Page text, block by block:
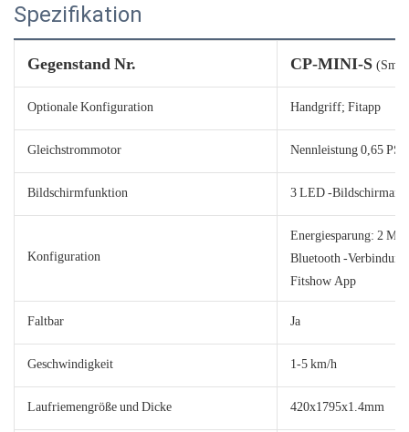
Spezifikation
Gegenstand Nr. CP-MINI-S
Optionale Konfiguration Handgriff; Fitapp
Gleichstrommotor Nennleistung 0,65 PS,
Bildschirmfunktion 3 LED -
Konfiguration
Energiesparung: 2
Bluetooth -Verbindung
Fitshow App
Faltbar Ja
Geschwindigkeit 1-5 km/h
Laufriemengröße und Dicke 420x1795x1.4mm